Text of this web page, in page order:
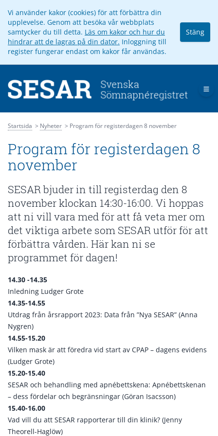
Vi använder kakor (cookies) för att förbättra din
upplevelse. Genom att besöka vår webbplats
samtycker du till detta. Läs om kakor och hur du
hindrar att de lagras på din dator. Inloggning till
register fungerar endast om kakor får användas.
Stäng
Startsida Nyheter Program för registerdagen 8 november
Program för registerdagen 8
november
SESAR bjuder in till registerdag den 8
november klockan 14:30-16:00. Vi hoppas
att ni vill vara med för att få veta mer om
det viktiga arbete som SESAR utför för att
förbättra vården. Här kan ni se
programmet för dagen!
14.30 -14.35
Inledning Ludger Grote
14.35-14.55
Utdrag från årsrapport 2023: Data från ”Nya SESAR” (Anna
Nygren)
14.55-15.20
Vilken mask är att föredra vid start av CPAP – dagens evidens
(Ludger Grote)
15.20-15.40
SESAR och behandling med apnébettskena: Apnébettskenan
– dess fördelar och begränsningar (Göran Isacsson)
15.40-16.00
Vad vill du att SESAR rapporterar till din klinik? (Jenny
Theorell-Haglöw)